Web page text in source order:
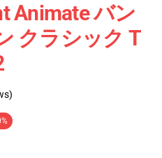
Animate バン
クラシック T